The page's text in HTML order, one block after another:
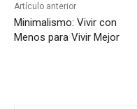
Artículo anterior
Minimalismo: Vivir con
Menos para Vivir Mejor